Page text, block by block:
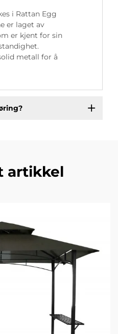
i Rattan Egg
er laget av
er kjent for sin
metall for å
artikkel